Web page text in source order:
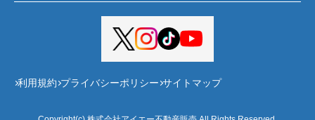
利用規約 プライバシーポリシー サイトマップ